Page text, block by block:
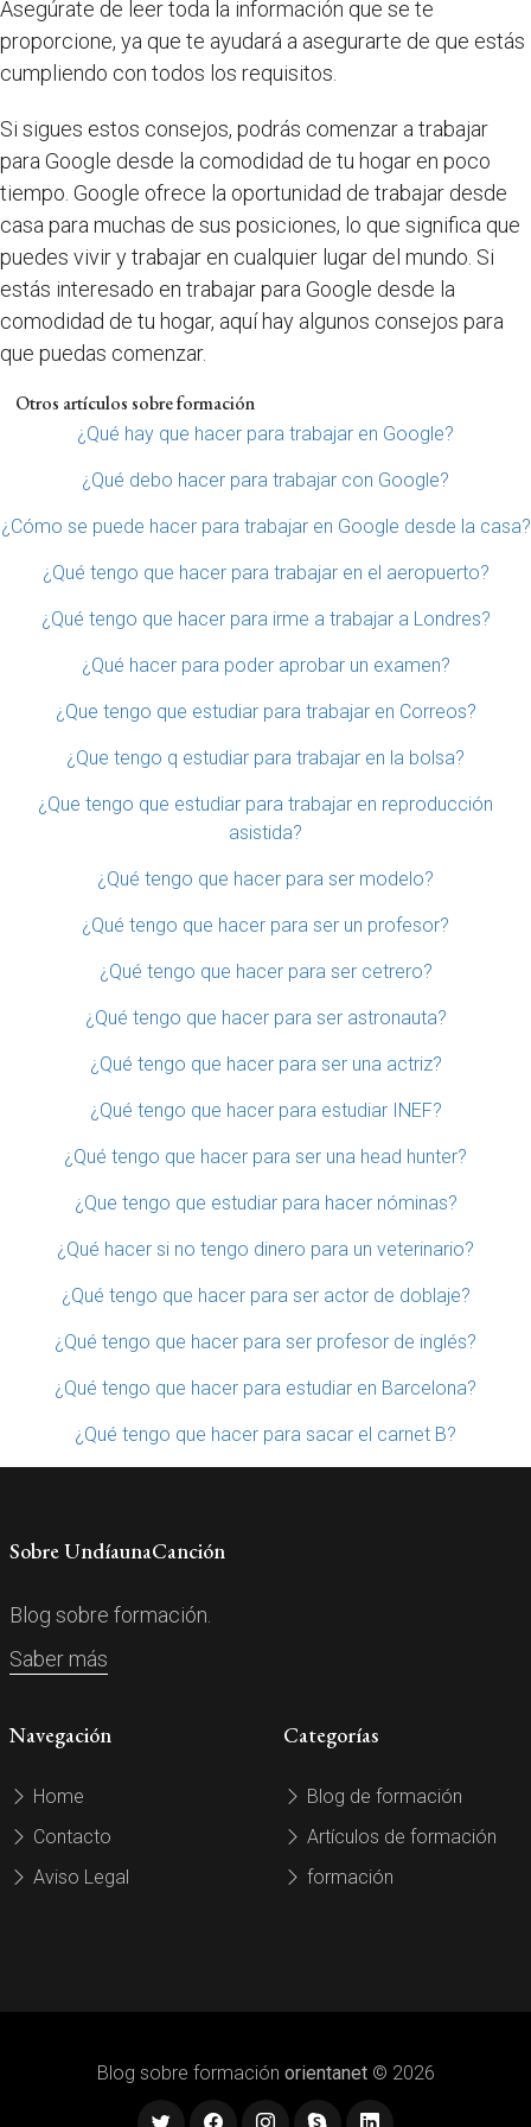
Asegúrate de leer toda la información que se te
proporcione, ya que te ayudará a asegurarte de que estás
cumpliendo con todos los requisitos.
Si sigues estos consejos, podrás comenzar a trabajar
para Google desde la comodidad de tu hogar en poco
tiempo. Google ofrece la oportunidad de trabajar desde
casa para muchas de sus posiciones, lo que significa que
puedes vivir y trabajar en cualquier lugar del mundo. Si
estás interesado en trabajar para Google desde la
comodidad de tu hogar, aquí hay algunos consejos para
que puedas comenzar.
Otros artículos sobre formación
¿Qué hay que hacer para trabajar en Google?
¿Qué debo hacer para trabajar con Google?
¿Cómo se puede hacer para trabajar en Google desde la casa?
¿Qué tengo que hacer para trabajar en el aeropuerto?
¿Qué tengo que hacer para irme a trabajar a Londres?
¿Qué hacer para poder aprobar un examen?
¿Que tengo que estudiar para trabajar en Correos?
¿Que tengo q estudiar para trabajar en la bolsa?
¿Que tengo que estudiar para trabajar en reproducción
asistida?
¿Qué tengo que hacer para ser modelo?
¿Qué tengo que hacer para ser un profesor?
¿Qué tengo que hacer para ser cetrero?
¿Qué tengo que hacer para ser astronauta?
¿Qué tengo que hacer para ser una actriz?
¿Qué tengo que hacer para estudiar INEF?
¿Qué tengo que hacer para ser una head hunter?
¿Que tengo que estudiar para hacer nóminas?
¿Qué hacer si no tengo dinero para un veterinario?
¿Qué tengo que hacer para ser actor de doblaje?
¿Qué tengo que hacer para ser profesor de inglés?
¿Qué tengo que hacer para estudiar en Barcelona?
¿Qué tengo que hacer para sacar el carnet B?
Sobre UndíaunaCanción
Blog sobre formación.
Saber más
Navegación
Home
Contacto
Aviso Legal
Categorías
Blog de formación
Artículos de formación
formación
Blog sobre formación orientanet© 2026